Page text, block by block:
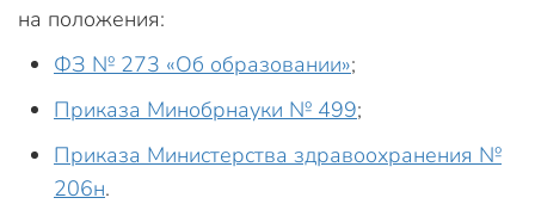
на положения:
ФЗ № 273 «Об образовании»;
Приказа Минобрнауки № 499;
Приказа Министерства здравоохранения №
206н.